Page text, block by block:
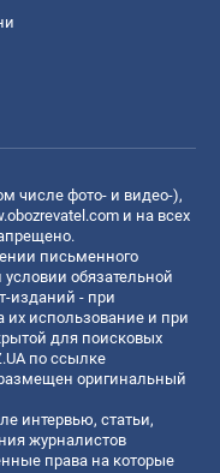
числе фото- и видео-),
и на всех
письменного
обязательной
изданий - при
использование и при
для поисковых
по ссылке
оригинальный
интервью, статьи,
журналистов
права на которые